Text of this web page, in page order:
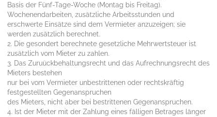
Basis der Fünf-Tage-Woche (Montag bis Freitag).
Wochenendarbeiten, zusätzliche Arbeitsstunden und
erschwerte Einsätze sind dem Vermieter anzuzeigen; sie
werden zusätzlich berechnet.
2. Die gesondert berechnete gesetzliche Mehrwertsteuer ist
zusätzlich vom Mieter zu zahlen.
3. Das Zuruückbehaltungsrecht und das Aufrechnungsrecht des
Mieters bestehen
nur bei vom Vermieter unbestrittenen oder rechtskräftig
festgestellten Gegenanspruchen
des Mieters, nicht aber bei bestrittenen Gegenanspruchen.
4. Ist der Mieter mit der Zahlung eines fälligen Betrages länger